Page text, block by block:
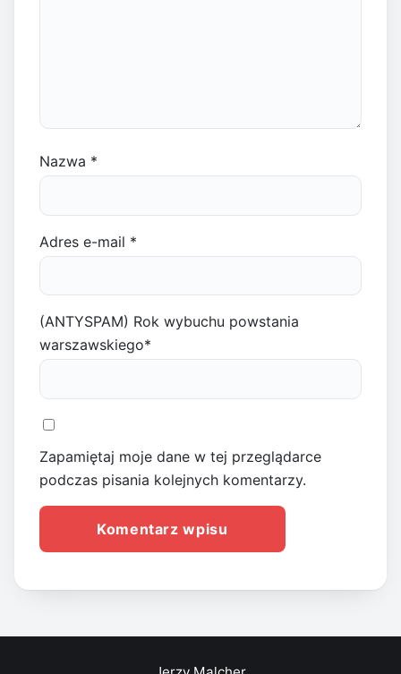
Nazwa *
Adres e-mail *
(ANTYSPAM) Rok wybuchu powstania
warszawskiego*
Zapamiętaj moje dane w tej przeglądarce
podczas pisania kolejnych komentarzy.